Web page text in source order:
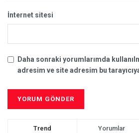
İnternet sitesi
Daha sonraki yorumlarımda
adresim ve site adresim bu
Trend Yorumlar